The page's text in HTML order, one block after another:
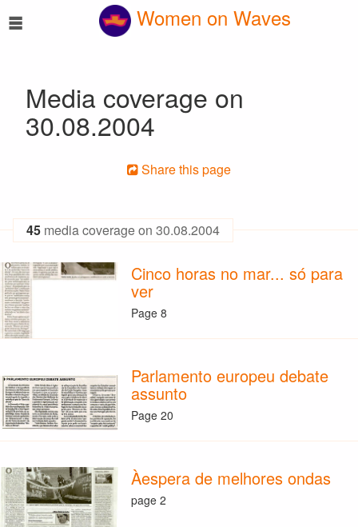
☰ Women on Waves
Media coverage on
30.08.2004
Share this page
45 media coverage on 30.08.2004
Cinco horas no mar... só para
ver
Page 8
Parlamento europeu debate
assunto
Page 20
Àespera de melhores ondas
page 2